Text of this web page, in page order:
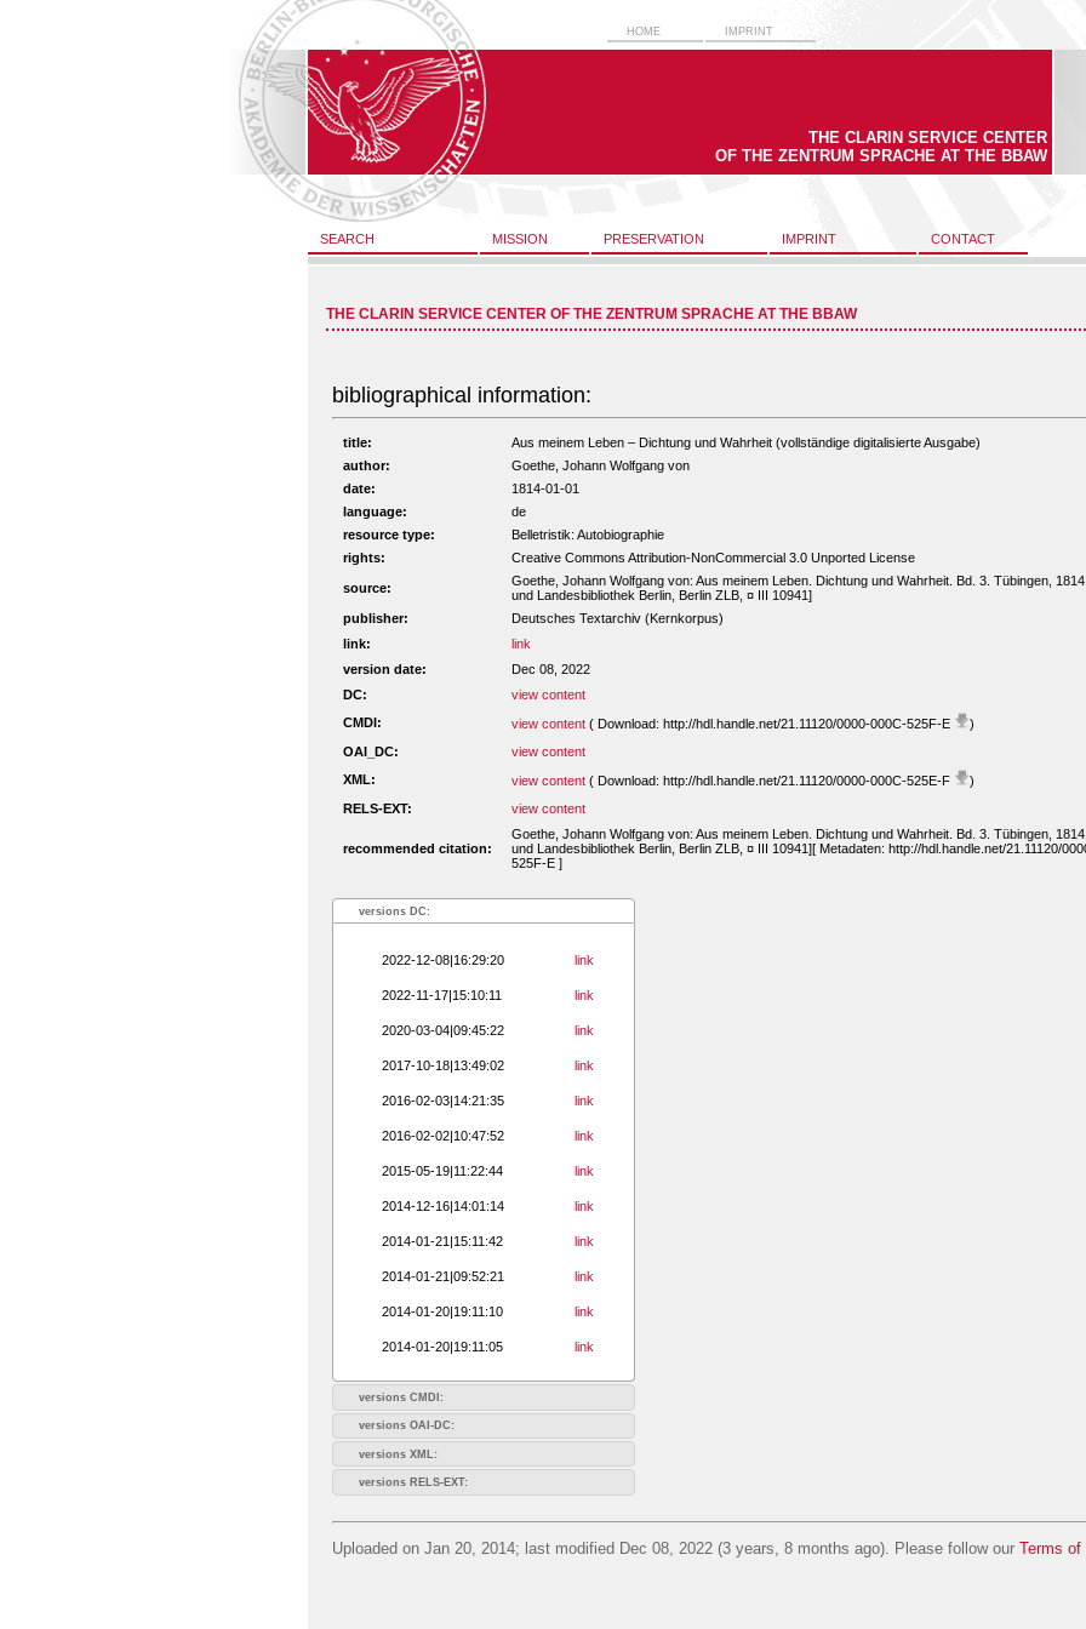
HOME IMPRINT
THE CLARIN SERVICE CENTER
OF THE ZENTRUM SPRACHE AT THE BBAW
SEARCH MISSION PRESERVATION IMPRINT CONTACT
THE CLARIN SERVICE CENTER OF THE ZENTRUM SPRACHE AT THE BBAW
bibliographical information:
title:
Aus meinem Leben – Dichtung und Wahrheit (vollständige digitalisierte Ausgabe)
author:
Goethe, Johann Wolfgang von
date:
1814-01-01
language:
de
resource type:
Belletristik: Autobiographie
rights:
Creative Commons Attribution-NonCommercial 3.0 Unported License
source:
Goethe, Johann Wolfgang von: Aus meinem Leben. Dichtung und Wahrheit. Bd. 3. Tübingen,
und Landesbibliothek Berlin, Berlin ZLB, ¤ III 10941]
publisher:
Deutsches Textarchiv (Kernkorpus)
link:
link
version date:
Dec 08, 2022
DC:
view content
CMDI:
view content ( Download: http://hdl.handle.net/21.11120/0000-000C-525F-E
)
OAI_DC:
view content
XML:
view content ( Download: http://hdl.handle.net/21.11120/0000-000C-525E-F
)
RELS-EXT:
view content
recommended citation:
Goethe, Johann Wolfgang von: Aus meinem Leben. Dichtung und Wahrheit. Bd. 3. Tübingen,
und Landesbibliothek Berlin, Berlin ZLB, ¤ III 10941][ Metadaten: http://hdl.handle.net/21.11120/
525F-E ]
versions DC:
2022-12-08|16:29:20 link
2022-11-17|15:10:11 link
2020-03-04|09:45:22 link
2017-10-18|13:49:02 link
2016-02-03|14:21:35 link
2016-02-02|10:47:52 link
2015-05-19|11:22:44 link
2014-12-16|14:01:14 link
2014-01-21|15:11:42 link
2014-01-21|09:52:21 link
2014-01-20|19:11:10 link
2014-01-20|19:11:05 link
versions CMDI:
versions OAI-DC:
versions XML:
versions RELS-EXT:
Uploaded on Jan 20, 2014; last modified Dec 08, 2022 (3 years, 8 months ago). Please follow our Terms of